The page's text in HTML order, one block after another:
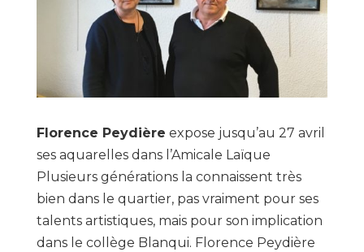
Florence Peydière expose jusqu’au 27 avril
ses aquarelles dans l’Amicale Laïque
Plusieurs générations la connaissent très
bien dans le quartier, pas vraiment pour ses
talents artistiques, mais pour son implication
dans le collège Blanqui. Florence Peydière